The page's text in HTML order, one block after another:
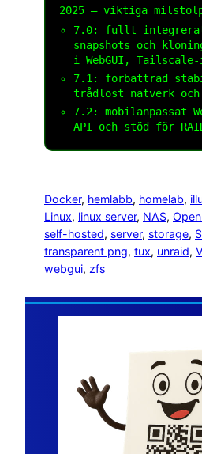
2025 – viktiga
7.0: fullt integrerat
snapshots och
i WebGUI,
7.1: förbättrad
trådlöst nätverk och
7.2: mobilanpassat
API och stöd för
Docker, hemlabb, homelab,
Linux, linux server, NAS,
self-hosted, server, storage,
transparent png, tux, unraid,
webgui, zfs